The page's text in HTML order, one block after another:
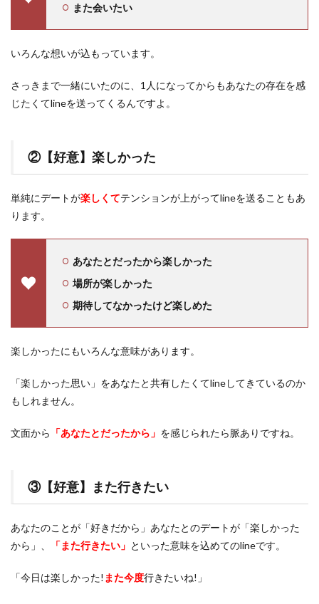
また会いたい
いろんな想いが込もっています。
さっきまで一緒にいたのに、1人になってからもあなたの存在を感
じたくてlineを送ってくるんですよ。
②【好意】楽しかった
単純にデートが楽しくてテンションが上がってlineを送ることもあ
ります。
あなたとだったから楽しかった
場所が楽しかった
期待してなかったけど楽しめた
楽しかったにもいろんな意味があります。
「楽しかった思い」をあなたと共有したくてlineしてきているのか
もしれません。
文面から 「あなたとだったから」 を感じられたら脈ありですね。
③【好意】また行きたい
あなたのことが「好きだから」あなたとのデートが「楽しかった
から」、
「また行きたい」 といった意味を込めてのlineです。
「今日は楽しかった! また今度行きたいね!」